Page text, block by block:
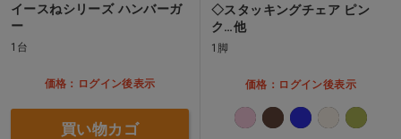
イースねシリーズ ハンバーガ
ー
1台
価格：ログイン後表示
買い物カゴ
◇スタッキングチェア ピン
ク…他
1脚
価格：ログイン後表示